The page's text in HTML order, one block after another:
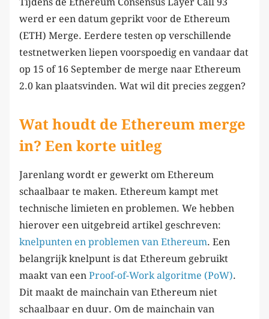
werd er een datum geprikt voor de Ethereum
(ETH) Merge. Eerdere testen op verschillende
testnetwerken liepen voorspoedig en vandaar dat
op 15 of 16 September de merge naar Ethereum
2.0 kan plaatsvinden. Wat wil dit precies zeggen?
Wat houdt de Ethereum merge
in? Een korte uitleg
Jarenlang wordt er gewerkt om Ethereum
schaalbaar te maken. Ethereum kampt met
technische limieten en problemen. We hebben
hierover een uitgebreid artikel geschreven:
knelpunten en problemen van Ethereum. Een
belangrijk knelpunt is dat Ethereum gebruikt
maakt van een Proof-of-Work algoritme (PoW).
Dit maakt de mainchain van Ethereum niet
schaalbaar en duur. Om de mainchain van